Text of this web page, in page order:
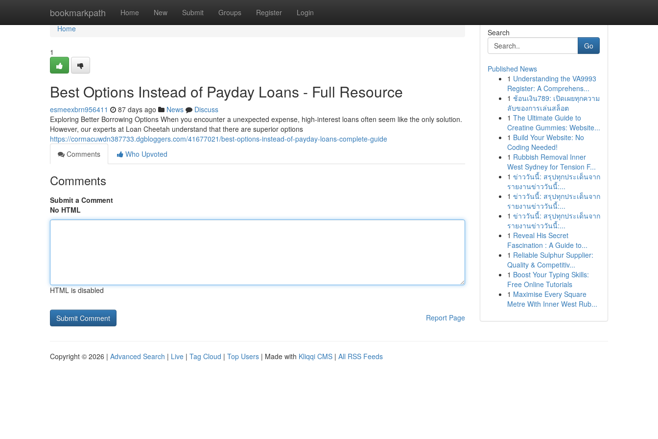
bookmarkpath Home New Submit Groups Register Login
Home
Home
1
Best Options Instead of Payday Loans - Full Resource
esmeexbrn956411 87 days ago News
Discuss
Exploring Better Borrowing Options When you encounter a unexpected expense, high-interest loans often seem like the only solution.
However, our experts at Loan Cheetah understand that there are superior options
https://cormacuwdn387733.dgbloggers.com/41677021/best-options-instead-of-payday-loans-complete-guide
Comments
Who Upvoted
Comments
Submit a Comment
No HTML
HTML is disabled
Report Page
Search
Go
Published News
1 Understanding the VA9993
Register: A Comprehens...
1 ช้อนเงิน789: เปิดเผยทุกความ
ลับของการเล่นสล็อต
1 The Ultimate Guide to
Creatine Gummies: Website...
1 Build Your Website: No
Coding Needed!
1 Rubbish Removal Inner
West Sydney for Tension F...
1 ข่าววันนี้: สรุปทุกประเด็นจาก
รายงานข่าววันนี้:...
1 ข่าววันนี้: สรุปทุกประเด็นจาก
รายงานข่าววันนี้:...
1 ข่าววันนี้: สรุปทุกประเด็นจาก
รายงานข่าววันนี้:...
1 Reveal His Secret
Fascination : A Guide to...
1 Reliable Sulphur Supplier:
Quality & Competitiv...
1 Boost Your Typing Skills:
Free Online Tutorials
1 Maximise Every Square
Metre With Inner West Rub...
Copyright © 2026 | Advanced Search | Live | Tag Cloud | Top Users | Made with Kliqqi CMS | All RSS Feeds